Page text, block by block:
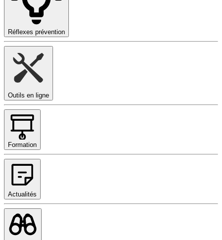
Réflexes prévention
Outils en ligne
Formation
Actualités